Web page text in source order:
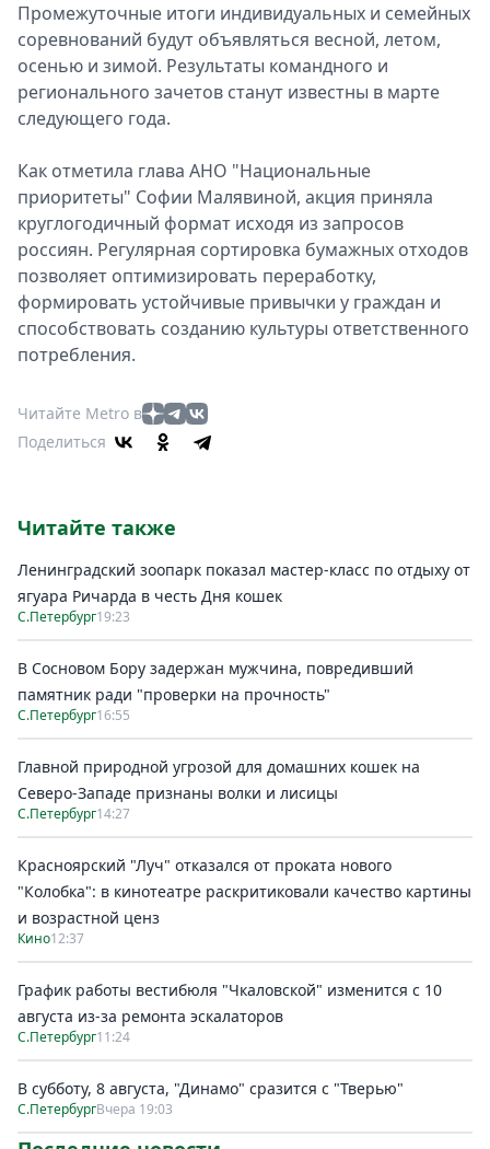
Промежуточные итоги индивидуальных и семейных
соревнований будут объявляться весной, летом,
осенью и зимой. Результаты командного и
регионального зачетов станут известны в марте
следующего года.
Как отметила глава АНО "Национальные
приоритеты" Софии Малявиной, акция приняла
круглогодичный формат исходя из запросов
россиян. Регулярная сортировка бумажных отходов
позволяет оптимизировать переработку,
формировать устойчивые привычки у граждан и
способствовать созданию культуры ответственного
потребления.
Читайте Metro в
Поделиться
Читайте также
Ленинградский зоопарк показал мастер-класс по отдыху от
ягуара Ричарда в честь Дня кошек
С.Петербург19:23
В Сосновом Бору задержан мужчина, повредивший
памятник ради "проверки на прочность"
С.Петербург16:55
Главной природной угрозой для домашних кошек на
Северо-Западе признаны волки и лисицы
С.Петербург14:27
Красноярский "Луч" отказался от проката нового
"Колобка": в кинотеатре раскритиковали качество картины
и возрастной ценз
Кино12:37
График работы вестибюля "Чкаловской" изменится с 10
августа из-за ремонта эскалаторов
С.Петербург11:24
В субботу, 8 августа, "Динамо" сразится с "Тверью"
С.ПетербургВчера 19:03